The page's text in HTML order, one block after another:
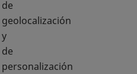
de
geolocalización
y
de
personalización